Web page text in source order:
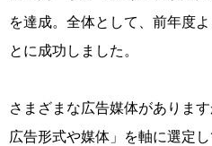
を達成。全体として、前年度
とに成功しました。
さまざまな広告媒体がありま
広告形式や媒体」を軸に選定